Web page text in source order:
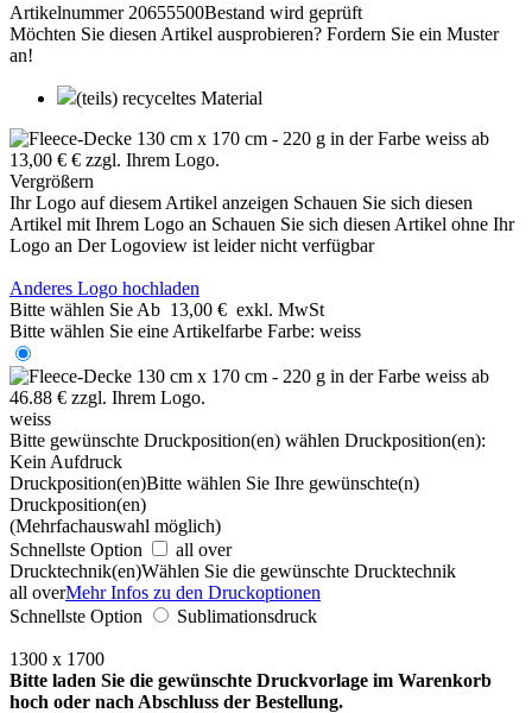
Artikelnummer 20655500Bestand wird geprüft
Möchten Sie diesen Artikel ausprobieren? Fordern Sie ein Muster
an!
(teils) recyceltes Material
Vergrößern
Ihr Logo auf diesem Artikel anzeigen Schauen Sie sich diesen
Artikel mit Ihrem Logo an Schauen Sie sich diesen Artikel ohne Ihr
Logo an Der Logoview ist leider nicht verfügbar
Anderes Logo hochladen
Bitte wählen Sie Ab 13,00 € exkl. MwSt
Bitte wählen Sie eine Artikelfarbe Farbe: weiss
weiss
Bitte gewünschte Druckposition(en) wählen Druckposition(en):
Kein Aufdruck
Druckposition(en)Bitte wählen Sie Ihre gewünschte(n)
Druckposition(en)
(Mehrfachauswahl möglich)
Schnellste Option
all over
Drucktechnik(en)Wählen Sie die gewünschte Drucktechnik
all overMehr Infos zu den Druckoptionen
Schnellste Option
Sublimationsdruck
1300 x 1700
Bitte laden Sie die gewünschte Druckvorlage im Warenkorb
hoch oder nach Abschluss der Bestellung.